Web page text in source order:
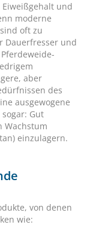
und
moderne
oft zu
Dauerfresser und
aber
des
ausgewogene
Gut
Wachstum
einzulagern.
von denen
wie: